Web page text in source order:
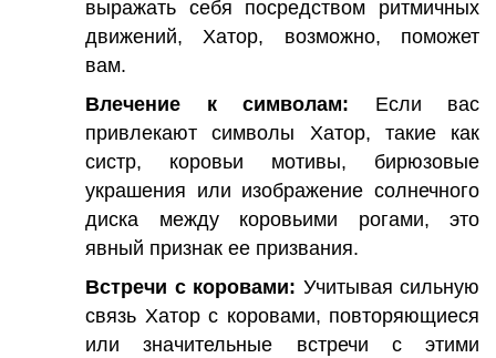
выражать себя посредством ритмичных
движений, Хатор, возможно, поможет
вам.
Влечение к символам: Если вас
привлекают символы Хатор, такие как
систр, коровьи мотивы, бирюзовые
украшения или изображение солнечного
диска между коровьими рогами, это
явный признак ее призвания.
Встречи с коровами: Учитывая сильную
связь Хатор с коровами, повторяющиеся
или значительные встречи с этими